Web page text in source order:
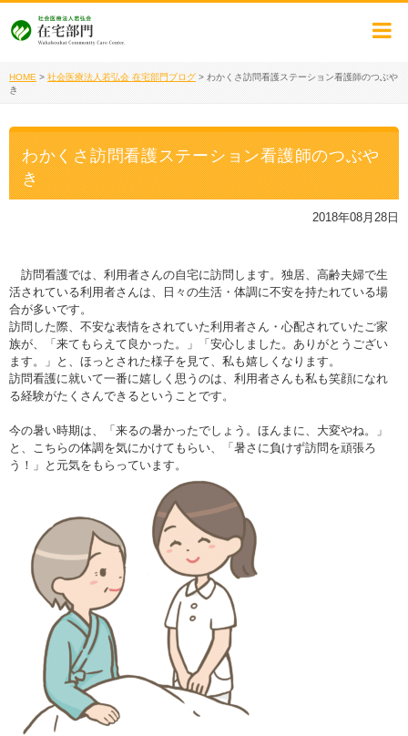
HOME > 社会医療法人若弘会 在宅部門ブログ > わかくさ訪問看護ステーション看護師のつぶや
き
わかくさ訪問看護ステーション看護師のつぶや
き
2018年08月28日
訪問看護では、利用者さんの自宅に訪問します。独居、高齢夫婦で生
活されている利用者さんは、日々の生活・体調に不安を持たれている場
合が多いです。
訪問した際、不安な表情をされていた利用者さん・心配されていたご家
族が、「来てもらえて良かった。」「安心しました。ありがとうござい
ます。」と、ほっとされた様子を見て、私も嬉しくなります。
訪問看護に就いて一番に嬉しく思うのは、利用者さんも私も笑顔になれ
る経験がたくさんできるということです。
今の暑い時期は、「来るの暑かったでしょう。ほんまに、大変やね。」
と、こちらの体調を気にかけてもらい、「暑さに負けず訪問を頑張ろ
う！」と元気をもらっています。